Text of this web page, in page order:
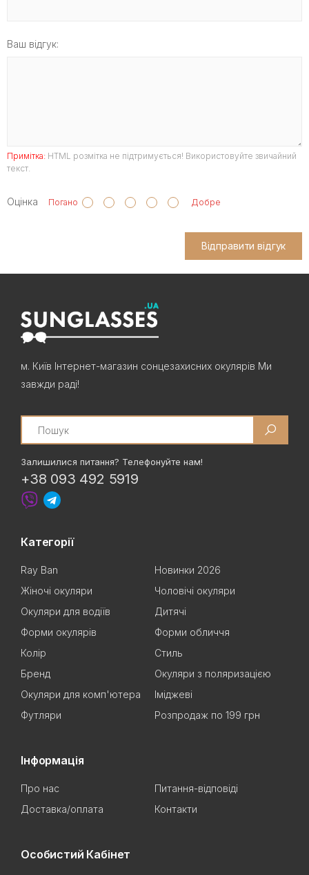
Ваш відгук:
Примітка: HTML розмітка не підтримується! Використовуйте звичайний
текст.
Оцінка Погано Добре
Відправити відгук
м. Київ Інтернет-магазин сонцезахисних окулярів Ми
завжди раді!
Search
Залишилися питання? Телефонуйте нам!
+38 093 492 5919
Категорії
Ray Ban
Новинки 2026
Жіночі окуляри
Чоловічі окуляри
Окуляри для водіїв
Дитячі
Форми окулярів
Форми обличчя
Колір
Стиль
Бренд
Окуляри з поляризацією
Окуляри для комп'ютера
Іміджеві
Футляри
Розпродаж по 199 грн
Інформація
Про нас
Питання-відповіді
Доставка/оплата
Контакти
Особистий Кабінет